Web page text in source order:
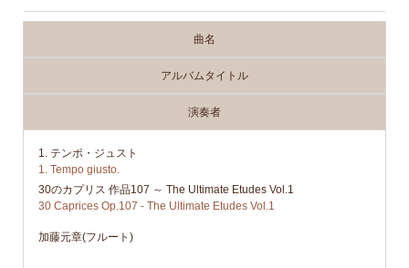
曲名
アルバムタイトル
演奏者
1. テンポ・ジュスト
1. Tempo giusto.
30のカプリス 作品107 ～ The Ultimate Etudes Vol.1
30 Caprices Op.107 - The Ultimate Etudes Vol.1
加藤元章(フルート)